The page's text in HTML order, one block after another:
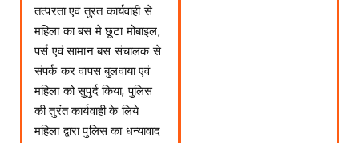
तत्परता एवं तुरंत कार्यवाही से
महिला का बस मे छूटा मोबाइल,
पर्स एवं सामान बस संचालक से
संपर्क कर वापस बुलवाया एवं
महिला को सुपुर्द किया, पुलिस
की तुरंत कार्यवाही के लिये
महिला द्वारा पुलिस का धन्यावाद